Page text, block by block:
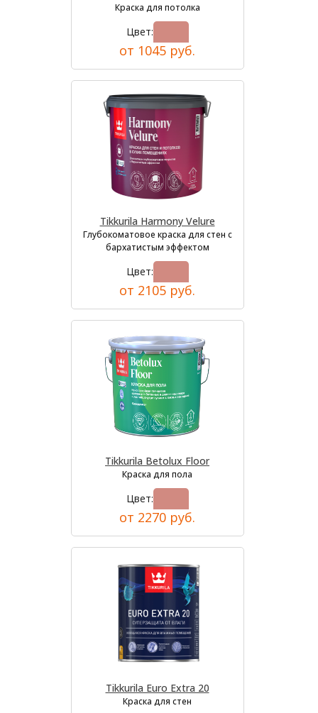
Краска для потолка
Цвет:
от 1045 руб.
Tikkurila Harmony Velure
Глубокоматовое краска для стен с
бархатистым эффектом
Цвет:
от 2105 руб.
Tikkurila Betolux Floor
Краска для пола
Цвет:
от 2270 руб.
Tikkurila Euro Extra 20
Краска для стен